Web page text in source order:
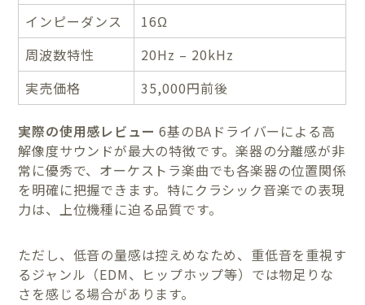
インピーダンス
16Ω
周波数特性
20Hz – 20kHz
実売価格
35,000円前後
実際の使用感レビュー 6基のBAドライバーによる高
解像度サウンドが最大の特徴です。楽器の分離感が非
常に優秀で、オーケストラ楽曲でも各楽器の位置関係
を明確に把握できます。特にクラシック音楽での表現
力は、上位機種に迫る品質です。
ただし、低音の量感は控えめなため、重低音を重視す
るジャンル（EDM、ヒップホップ等）では物足りな
さを感じる場合があります。